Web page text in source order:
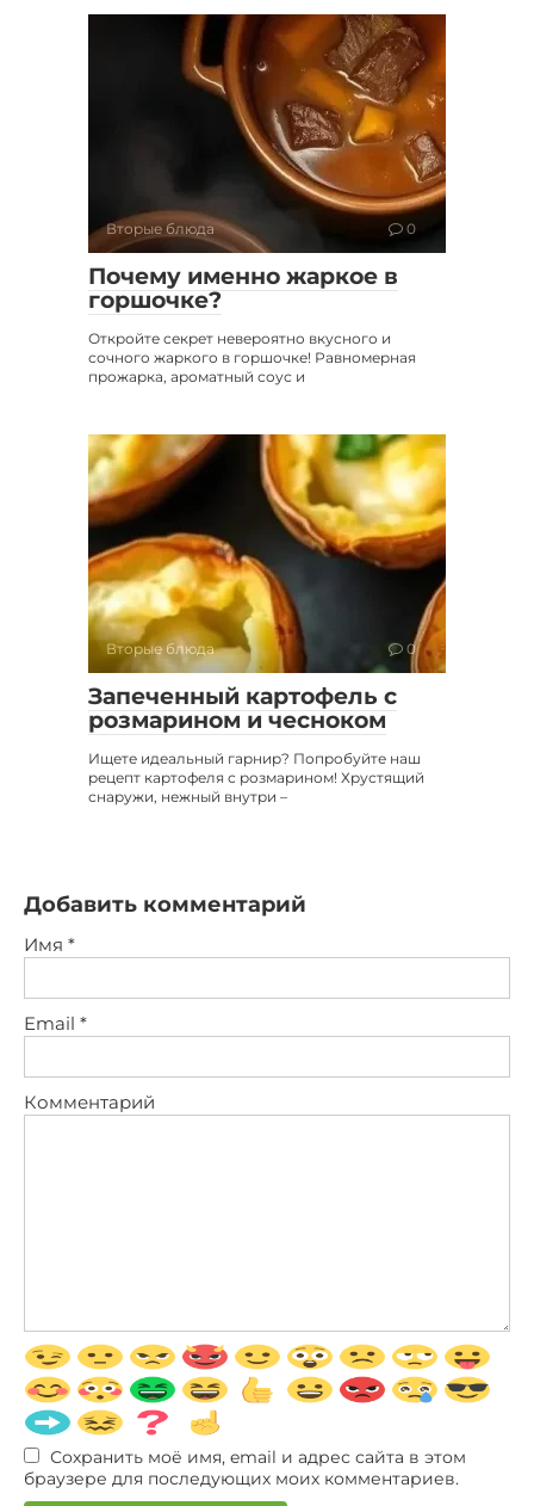
Вторые блюда 0
Почему именно жаркое в
горшочке?
Откройте секрет невероятно вкусного и
сочного жаркого в горшочке! Равномерная
прожарка, ароматный соус и
Вторые блюда 0
Запеченный картофель с
розмарином и чесноком
Ищете идеальный гарнир? Попробуйте наш
рецепт картофеля с розмарином! Хрустящий
снаружи, нежный внутри –
Добавить комментарий
Имя *
Email *
Комментарий
Сохранить моё имя, email и адрес сайта в этом
браузере для последующих моих комментариев.